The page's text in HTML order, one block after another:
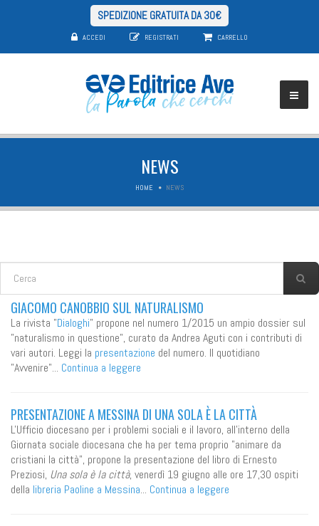
SPEDIZIONE GRATUITA DA 30€
ACCEDI REGISTRATI CARRELLO
NEWS
HOME NEWS
FORM DI RICERCA
GIACOMO CANOBBIO SUL NATURALISMO
La rivista "Dialoghi" propone nel numero 1/2015 un ampio dossier sul
"naturalismo in questione", curato da Andrea Aguti con i contributi di
vari autori. Leggi la presentazione del numero. Il quotidiano
"Avvenire"... Continua a leggere
PRESENTAZIONE A MESSINA DI UNA SOLA È LA CITTÀ
L'Ufficio diocesano per i problemi sociali e il lavoro, all'interno della
Giornata sociale diocesana che ha per tema proprio "animare da
cristiani la città", propone la presentazione del libro di Ernesto
Preziosi, Una sola è la città, venerdì 19 giugno alle ore 17,30 ospiti
della libreria Paoline a Messina... Continua a leggere